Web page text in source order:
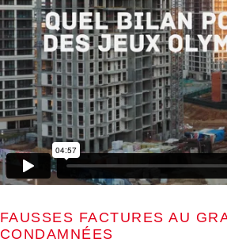
FAUSSES FACTURES AU
CONDAMNÉES